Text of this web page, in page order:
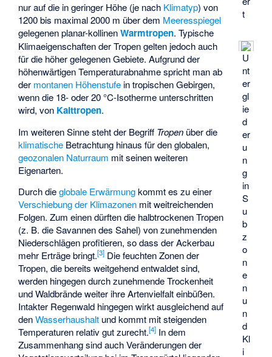
t
U
nt
er
gl
ie
d
er
u
n
g
in
S
u
b
z
o
n
e
n
u
n
d
Kl
i
nur auf die in geringer Höhe (je nach Klimatyp) von
1200 bis maximal 2000 m über dem Meeresspiegel
gelegenenplanar-kollinen Warmtropen. Typische
Klimaeigenschaften der Tropen gelten jedoch auch
für die höher gelegenen Gebiete. Aufgrund der
höhenwärtigen Temperaturabnahme spricht man ab
der montanen Höhenstufe in tropischen Gebirgen,
wenn die 18- oder 20 °C-Isotherme unterschritten
wird, von Kalttropen.
Im weiteren Sinne steht der Begriff Tropen über die
klimatische Betrachtung hinaus für den globalen,
geozonalen Naturraum mit seinen weiteren
Eigenarten.
Durch dieglobale Erwärmungkommt es zu einer
Verschiebung der Klimazonen mit weitreichenden
Folgen. Zum einen dürften die halbtrockenen Tropen
(z. B. die Savannen des Sahel) von zunehmenden
Niederschlägen profitieren, so dass der Ackerbau
mehr Erträge bringt.[3] Die feuchten Zonen der
Tropen, die bereits weitgehend entwaldet sind,
werden hingegen durch zunehmende Trockenheit
und Waldbrände weiter ihre Artenvielfalt einbüßen.
Intakter Regenwald hingegen wirkt ausgleichend auf
denWasserhaushalt und kommt mit steigenden
Temperaturen relativ gut zurecht.[4] In dem
Zusammenhang sind auch Veränderungen der